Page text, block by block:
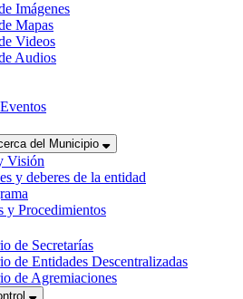
Imágenes
Mapas
Videos
Audios
del Municipio
Visión
y deberes de la entidad
y Procedimientos
de Secretarías
de Entidades Descentralizadas
de Agremiaciones